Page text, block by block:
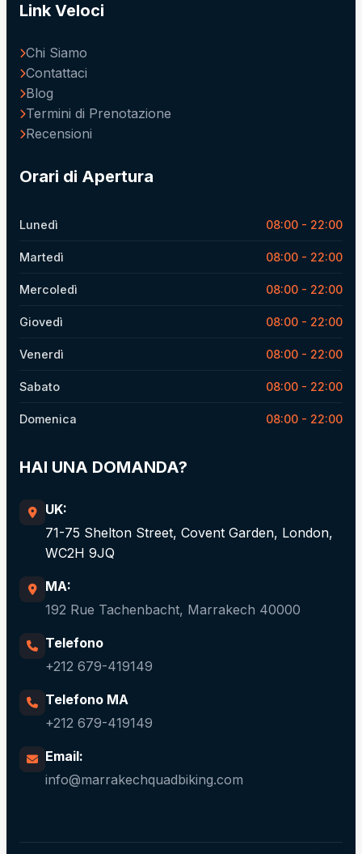
Link Veloci
Chi Siamo
Contattaci
Blog
Termini di Prenotazione
Recensioni
Orari di Apertura
Lunedì 08:00 - 22:00
Martedì 08:00 - 22:00
Mercoledì 08:00 - 22:00
Giovedì 08:00 - 22:00
Venerdì 08:00 - 22:00
Sabato 08:00 - 22:00
Domenica 08:00 - 22:00
HAI UNA DOMANDA?
UK:
71-75 Shelton Street, Covent Garden, London,
WC2H 9JQ
MA:
192 Rue Tachenbacht, Marrakech 40000
Telefono
+212 679-419149
Telefono MA
+212 679-419149
Email:
info@marrakechquadbiking.com